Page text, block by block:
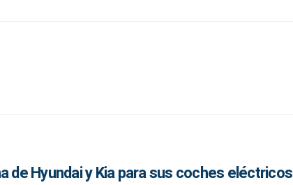
de Hyundai y Kia para sus coches eléctricos